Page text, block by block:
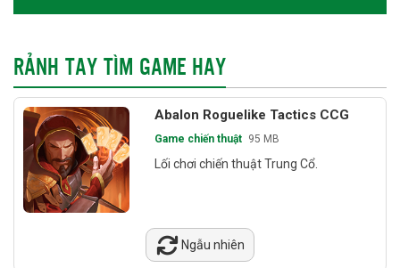
RẢNH TAY TÌM GAME HAY
Abalon Roguelike Tactics CCG
Game chiến thuật 95 MB
Lối chơi chiến thuật Trung Cổ.
Ngẫu nhiên